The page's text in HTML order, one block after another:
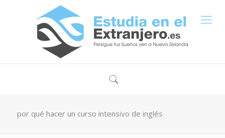
por qué hacer un curso intensivo de inglés